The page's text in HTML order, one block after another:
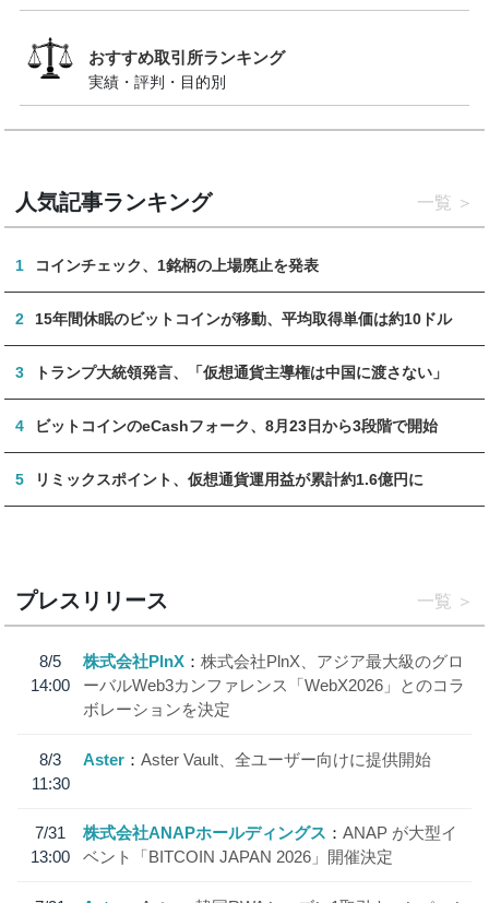
おすすめ取引所ランキング
実績・評判・目的別
人気記事ランキング 一覧
1 コインチェック、1銘柄の上場廃止を発表
2 15年間休眠のビットコインが移動、平均取得単価は約10ドル
3 トランプ大統領発言、「仮想通貨主導権は中国に渡さない」
4 ビットコインのeCashフォーク、8月23日から3段階で開始
5 リミックスポイント、仮想通貨運用益が累計約1.6億円に
プレスリリース 一覧
8/5
14:00
株式会社PlnX
株式会社PlnX、アジア最大級のグロ
ーバルWeb3カンファレンス「WebX2026」とのコラ
ボレーションを決定
8/3
11:30
Aster Aster Vault、全ユーザー向けに提供開始
7/31
13:00
株式会社ANAPホールディングス
ANAP が大型イ
ベント「BITCOIN JAPAN 2026」開催決定